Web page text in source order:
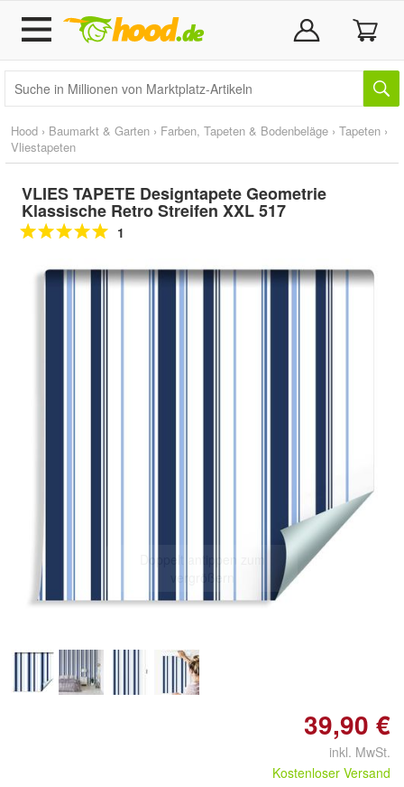
Hood › Baumarkt & Garten › Farben, Tapeten & Bodenbeläge › Tapeten ›
Vliestapeten
VLIES TAPETE Designtapete Geometrie
Klassische Retro Streifen XXL 517
1
39,90 €
inkl. MwSt.
Kostenloser Versand